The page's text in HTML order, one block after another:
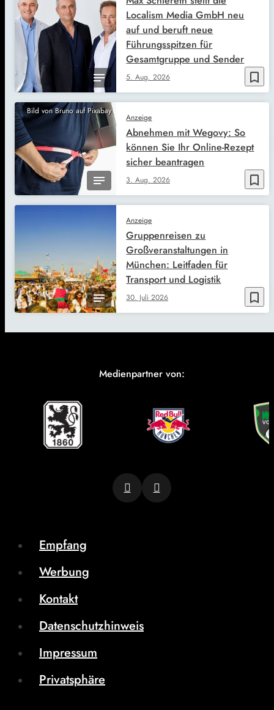
bookmark_border
5. Aug. 2026
Localism Media GmbH neu
auf und beruft neue
Führungsspitzen für
Gesamtgruppe und Sender
Bild von Bruno auf Pixabay
bookmark_border
Anzeige
3. Aug. 2026
Abnehmen mit Wegovy: So
können Sie Ihr Online-Rezept
sicher beantragen
bookmark_border
Anzeige
30. Juli 2026
Gruppenreisen zu
Großveranstaltungen in
München: Leitfaden für
Transport und Logistik
Medienpartner von:
Empfang
Werbung
Kontakt
Datenschutzhinweis
Impressum
Privatsphäre